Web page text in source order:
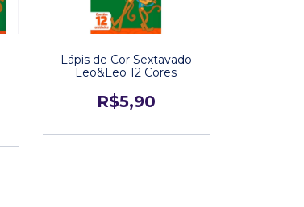
Lápis de Cor Sextavado
Leo&Leo 12 Cores
R$5,90